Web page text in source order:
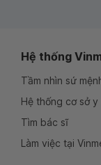
Hệ thống
Tầm nhìn sứ
Hệ thống cơ sở y
Tìm bác sĩ
Làm việc tại